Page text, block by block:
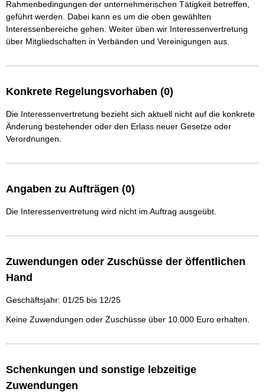
Rahmenbedingungen der unternehmerischen Tätigkeit betreffen,
geführt werden. Dabei kann es um die oben gewählten
Interessenbereiche gehen. Weiter üben wir Interessenvertretung
über Mitgliedschaften in Verbänden und Vereinigungen aus.
Konkrete Regelungsvorhaben (0)
Die Interessenvertretung bezieht sich aktuell nicht auf die konkrete
Änderung bestehender oder den Erlass neuer Gesetze oder
Verordnungen.
Angaben zu Aufträgen (0)
Die Interessenvertretung wird nicht im Auftrag ausgeübt.
Zuwendungen oder Zuschüsse der öffentlichen
Hand
Geschäftsjahr: 01/25 bis 12/25
Keine Zuwendungen oder Zuschüsse über 10.000 Euro erhalten.
Schenkungen und sonstige lebzeitige
Zuwendungen